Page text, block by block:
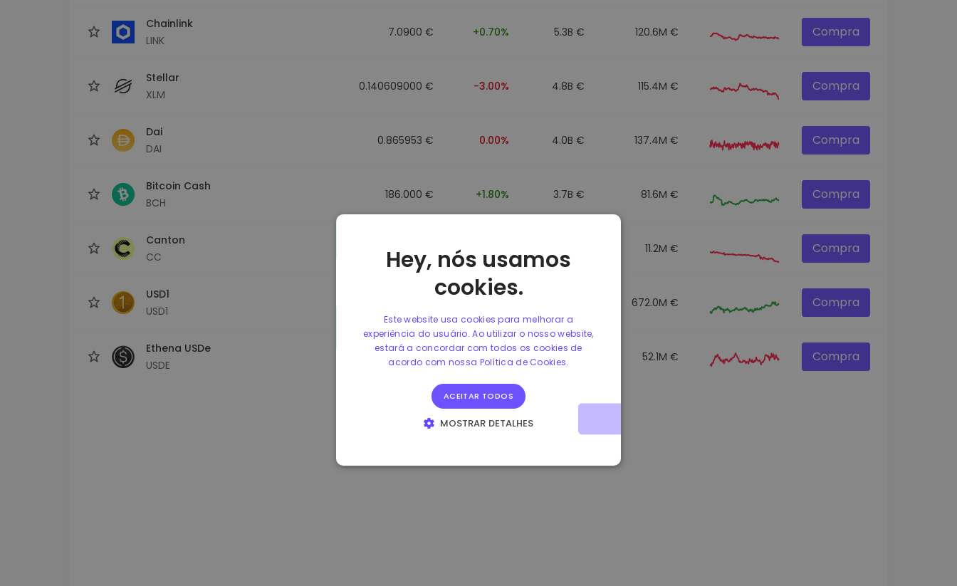
Chainlink
LINK
7.0900 € +0.70% 5.3B € 120.6M € Compra
Stellar
XLM
0.140609000 € -3.00% 4.8B € 115.4M € Compra
Dai
DAI
0.865953 € 0.00% 4.0B € 137.4M € Compra
Bitcoin Cash
BCH
186.000 € +1.80% 3.7B € 81.6M € Compra
Canton
CC
11.2M € Compra
USD1
USD1
672.0M € Compra
Ethena USDe
USDE
0.865660 € 0.00% 3.4B € 52.1M € Compra
Hey, nós usamos
cookies.
Este website usa cookies para melhorar a
experiência do usuário. Ao utilizar o nosso website,
estará a concordar com todos os cookies de
acordo com nossa Política de Cookies.
ACEITAR TODOS
MOSTRAR DETALHES